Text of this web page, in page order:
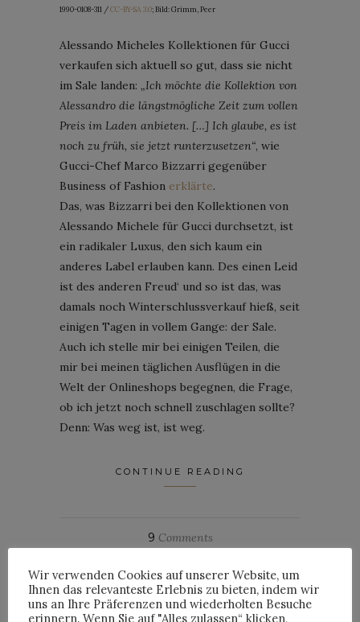
1990-0108-311 /CC-BY-SA 3.0; Bild: Grimm, Peer
Alessando Micheles Kollektionen für Gucci
verkaufen sich aktuell so gut, dass sie nicht
im Sale landen: „Ich möchte die Kollektion von
Alessandro die längstmögliche Zeit zum vollen
Preis im Laden anbieten. […] Ich glaube, es ist
noch zu früh, sie jetzt runterzusetzen“, wie
Gucci-Chef Marco Bizzarri gegenüber
Business of Fashion erklärte.
Das, was Bizzarri bei den Kollektionen von
Alessando Michele für Gucci durchsetzt, ist
ein radikaler Luxus, den sich kaum ein
anderes Label erlauben kann. Des einen Leid
ist des anderen Freud‘ und so ist das, was
damals noch Winterschlussverkauf hieß, seit
einigen Tagen in vollem Gange: der Sale.
Auch ich stelle mir bei einigen Teilen, die
mir bei meinen täglichen Ausflügen in die
Welt der Onlineshops begegnen, die Frage,
ob ich jetzt noch schnell zuschlagen sollte?
Denn: Was weg ist, ist weg.
CONTINUE READING
9 Comments
By BLOMQUIST
Wir verwenden Cookies auf unserer Website, um
Ihnen das relevanteste Erlebnis zu bieten, indem wir
uns an Ihre Präferenzen und wiederholten Besuche
erinnern. Wenn Sie auf "Alles zulassen“ klicken,